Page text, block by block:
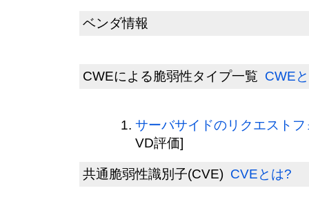
ベンダ情報
CWEによる脆弱性タイプ一覧 CWE
サーバサイドのリクエスト
VD評価]
共通脆弱性識別子(CVE) CVEとは?